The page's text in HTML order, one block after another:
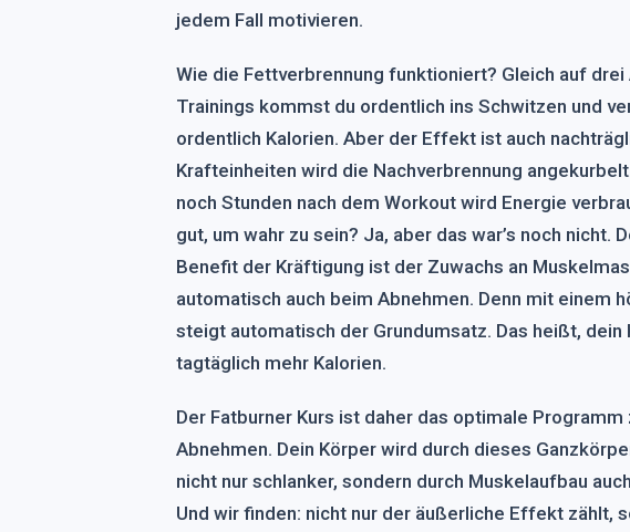
jedem Fall motivieren.
Wie die Fettverbrennung funktioniert? Gleich auf drei
Trainings kommst du ordentlich ins Schwitzen und
ordentlich Kalorien. Aber der Effekt ist auch
Krafteinheiten wird die Nachverbrennung
noch Stunden nach dem Workout wird Energie
gut, um wahr zu sein? Ja, aber das war’s noch nicht.
Benefit der Kräftigung ist der Zuwachs an
automatisch auch beim Abnehmen. Denn mit einem
steigt automatisch der Grundumsatz. Das heißt, dein
tagtäglich mehr Kalorien.
Der Fatburner Kurs ist daher das optimale
Abnehmen. Dein Körper wird durch dieses
nicht nur schlanker, sondern durch Muskelaufbau
Und wir finden: nicht nur der äußerliche Effekt zählt,